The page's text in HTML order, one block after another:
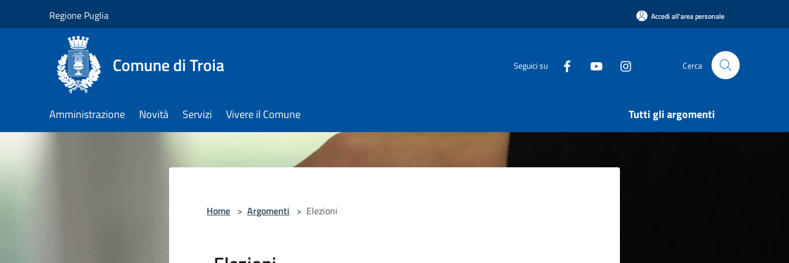
Regione Puglia Accedi all'area personale
Comune di Troia Seguici su Cerca
Amministrazione Novità Servizi Vivere il Comune Tutti gli argomenti
Home > Argomenti > Elezioni